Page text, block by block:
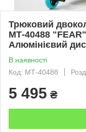
Трюковий
МТ-40488
Алюмінієвий
В наявності
Код: МТ-40488
5 495 ₴